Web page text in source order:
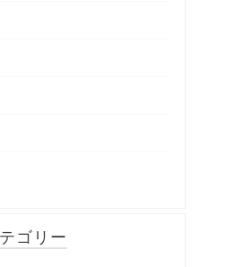
ゴリー